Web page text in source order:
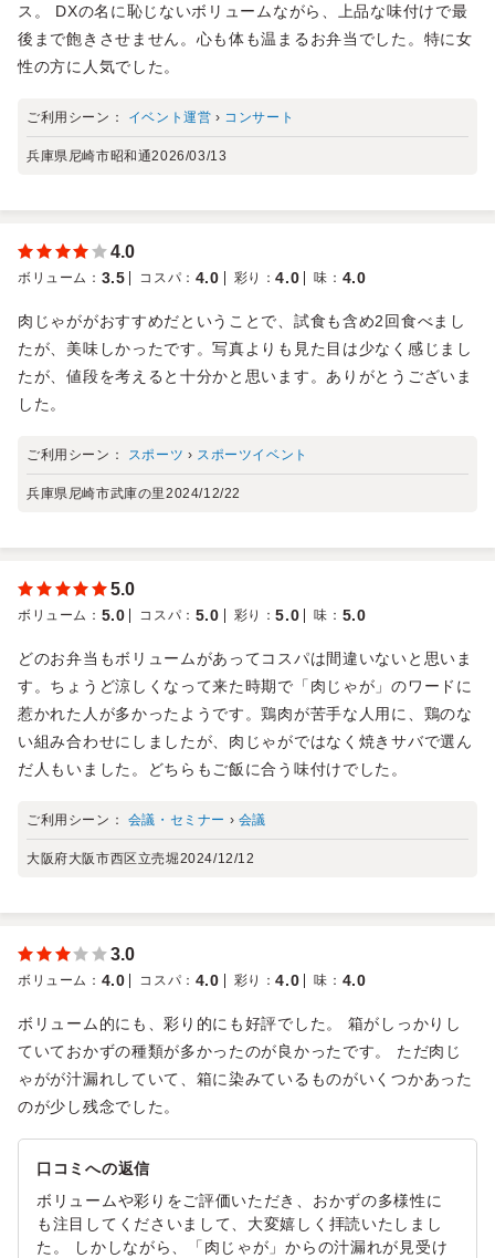
ス。 DXの名に恥じないボリュームながら、上品な味付けで最
後まで飽きさせません。心も体も温まるお弁当でした。特に女
性の方に人気でした。
ご利用シーン： イベント運営 › コンサート
兵庫県尼崎市昭和通2026/03/13
4.0
ボリューム ： 3.5 コスパ ： 4.0 彩り ：4.0 味 ： 4.0
肉じゃががおすすめだということで、試食も含め2回食べまし
たが、美味しかったです。写真よりも見た目は少なく感じまし
たが、値段を考えると十分かと思います。ありがとうございま
した。
ご利用シーン： スポーツ › スポーツイベント
兵庫県尼崎市武庫の里2024/12/22
5.0
ボリューム ： 5.0 コスパ ： 5.0 彩り ：5.0 味 ： 5.0
どのお弁当もボリュームがあってコスパは間違いないと思いま
す。ちょうど涼しくなって来た時期で「肉じゃが」のワードに
惹かれた人が多かったようです。鶏肉が苦手な人用に、鶏のな
い組み合わせにしましたが、肉じゃがではなく焼きサバで選ん
だ人もいました。どちらもご飯に合う味付けでした。
ご利用シーン： 会議・セミナー › 会議
大阪府大阪市西区立売堀2024/12/12
3.0
ボリューム ： 4.0 コスパ ： 4.0 彩り ：4.0 味 ： 4.0
ボリューム的にも、彩り的にも好評でした。 箱がしっかりし
ていておかずの種類が多かったのが良かったです。 ただ肉じ
ゃがが汁漏れしていて、箱に染みているものがいくつかあった
のが少し残念でした。
口コミへの返信
ボリュームや彩りをご評価いただき、おかずの多様性に
も注目してくださいまして、大変嬉しく拝読いたしまし
た。 しかしながら、「肉じゃが」からの汁漏れが見受け